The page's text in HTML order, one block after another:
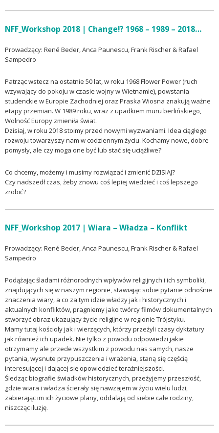
NFF_Workshop 2018 | Change!? 1968 – 1989 – 2018…
Prowadzący: René Beder, Anca Paunescu, Frank Rischer & Rafael
Sampedro
Patrząc wstecz na ostatnie 50 lat, w roku 1968 Flower Power (ruch
wzywający do pokoju w czasie wojny w Wietnamie), powstania
studenckie w Europie Zachodniej oraz Praska Wiosna znakują ważne
etapy przemian. W 1989 roku, wraz z upadkiem muru berlińskiego,
Wolność Europy zmieniła świat.
Dzisiaj, w roku 2018 stoimy przed nowymi wyzwaniami. Idea ciągłego
rozwoju towarzyszy nam w codziennym życiu. Kochamy nowe, dobre
pomysły, ale czy moga one być lub stać się uciążliwe?
Co chcemy, możemy i musimy rozwiązać i zmienić DZISIAJ?
Czy nadszedł czas, żeby znowu coś lepiej wiedzieć i coś lepszego
zrobić?
NFF_Workshop 2017 | Wiara – Władza – Konflikt
Prowadzący: René Beder, Anca Paunescu, Frank Rischer & Rafael
Sampedro
Podążając śladami różnorodnych wpływów religijnych i ich symboliki,
znajdujących się w naszym regionie, stawiając sobie pytanie odnośnie
znaczenia wiary, a co za tym idzie władzy jak i historycznych i
aktualnych konfliktów, pragniemy jako twórcy filmów dokumentalnych
stworzyć obraz ukazujący życie religijne w regionie Trójstyku.
Mamy tutaj kościoły jak i wierzących, którzy przeżyli czasy dyktatury
jak również ich upadek. Nie tylko z powodu odpowiedzi jakie
otrzymamy ale przede wszystkim z powodu nas samych, nasze
pytania, wysnute przypuszczenia i wrażenia, staną się częścią
interesującej i dającej się opowiedzieć teraźniejszości.
Śledząc biografie świadków historycznych, przeżyjemy przeszłość,
gdzie wiara i władza ścierały się nawzajem w życiu wielu ludzi,
zabierając im ich życiowe plany, oddalają od siebie całe rodziny,
niszcząc iluzję.